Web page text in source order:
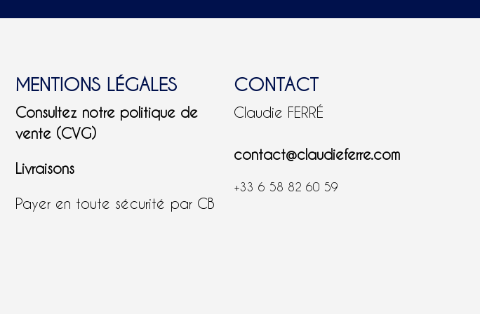
MENTIONS LÉGALES
Consultez notre politique de
vente (CVG)
Livraisons
Payer en toute sécurité par CB
CONTACT
Claudie FERRÉ
contact@claudieferre.com
+33 6 58 82 60 59